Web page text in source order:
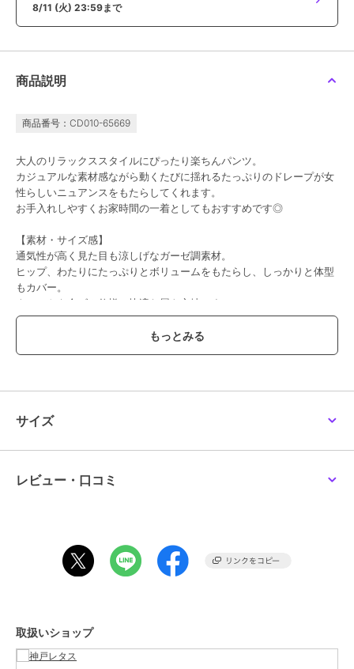
8/11 (火) 23:59まで
商品説明
商品番号：CD010-65669
大人のリラックススタイルにぴったり楽ちんパンツ。
カジュアルな素材感ながら動くたびに揺れるたっぷりのドレープが女
性らしいニュアンスをもたらしてくれます。
お手入れしやすくお家時間の一着としてもおすすめです◎
【素材・サイズ感】
通気性が高く見た目も涼しげなガーゼ調素材。
ヒップ、わたりにたっぷりとボリュームをもたらし、しっかりと体型
もカバー。
ウエストも全ゴム仕様で快適な履き心地です。
ポケット、裏地付きで利便性も◎
#コウベレタス
ブランド
ショップ 神戸レタス
商品カテゴリ
ー、ロング ブルー、アンクル ロ
イヤルブルー、ロング ロイヤルブ
ル チャコール、ロング チャコー
サイズ
レビュー・口コミ
取扱いショップ